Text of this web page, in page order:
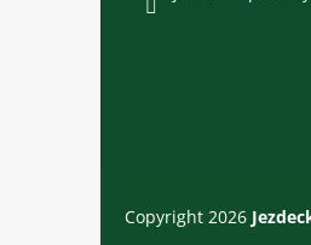
Copyright 2026